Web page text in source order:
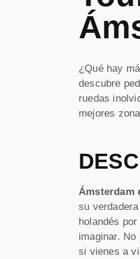
¿Qué hay
descubre
ruedas
mejores
Ámsterdam
su
holandés
imaginar. No
si vienes a